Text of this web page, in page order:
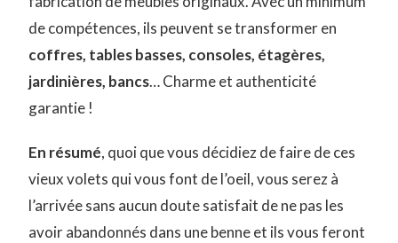
de compétences, ils peuvent se transformer en
coffres, tables basses, consoles, étagères,
jardinières, bancs… Charme et authenticité
garantie !
En résumé, quoi que vous décidiez de faire de ces
vieux volets qui vous font de l’oeil, vous serez à
l’arrivée sans aucun doute satisfait de ne pas les
avoir abandonnés dans une benne et ils vous feront